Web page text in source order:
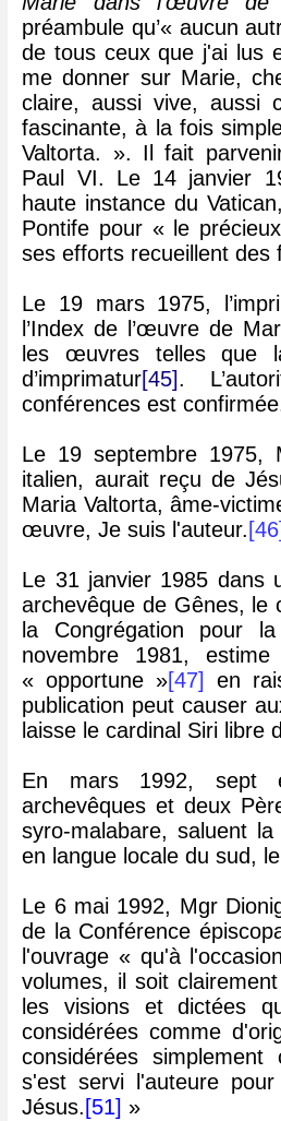
préambule qu’« aucun
de tous ceux que j'ai lus
me donner sur Marie,
claire, aussi vive, aussi
fascinante, à la fois
Valtorta. ». Il fait
Paul VI. Le 14 janvier
haute instance du
Pontife pour « le
ses efforts recueillent des
Le 19 mars 1975,
l’Index de l’œuvre de
les œuvres telles que
d’imprimatur[45].
conférences est
Le 19 septembre 1975,
italien, aurait reçu de
Maria Valtorta, âme-
œuvre, Je suis l'auteur.
Le 31 janvier 1985 dans
archevêque de Gênes, le
la Congrégation pour
novembre 1981,
« opportune »[47]
en
publication peut causer
laisse le cardinal Siri libre
En mars 1992, sept
archevêques et deux
syro-malabare, saluent la
en langue locale du sud,
Le 6 mai 1992, Mgr
de la Conférence
l'ouvrage « qu'à
volumes, il soit
les visions et dictées
considérées comme
considérées
s'est servi l'auteure
Jésus. [51] »